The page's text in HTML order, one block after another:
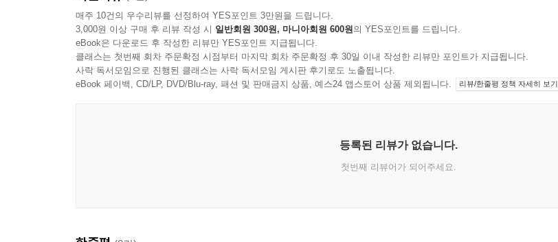
매주 10건의 우수리뷰를 선정하여 YES포인트 3만원을 드립니다.
3,000원 이상 구매 후 리뷰 작성 시 일반회원 300원, 마니아회원 600원의 YES포인트를 드립니다.
eBook은 다운로드 후 작성한 리뷰만 YES포인트 지급됩니다.
클래스는 첫번째 회차 주문확정 시점부터 마지막 회차 주문확정 후 30일 이내 작성한 리뷰만 포인트가 지급됩니다.
사락 독서모임으로 진행된 클래스는 사락 독서모임 게시판 후기로도 노출됩니다.
eBook 페이백, CD/LP, DVD/Blu-ray, 패션 및 판매금지 상품, 예스24 앱스토어 상품 제외됩니다.
리뷰/한줄평 정책 자세히 보기
등록된 리뷰가 없습니다.
첫번째 리뷰어가 되어주세요.